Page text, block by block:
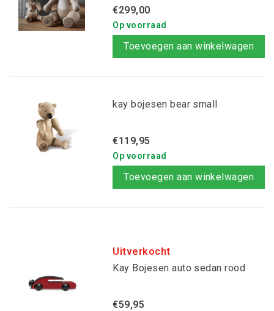
€299,00
Op voorraad
Toevoegen aan winkelwagen
kay bojesen bear small
€119,95
Op voorraad
Toevoegen aan winkelwagen
Uitverkocht
Kay Bojesen auto sedan rood
€59,95